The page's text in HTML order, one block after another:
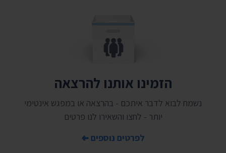
הזמינו אותנו להרצאה
נשמח לבוא לדבר איתכם - בהרצאה או במפגש אינטימי
יותר - לחצו והשאירו לנו פרטים
לפרטים נוספים